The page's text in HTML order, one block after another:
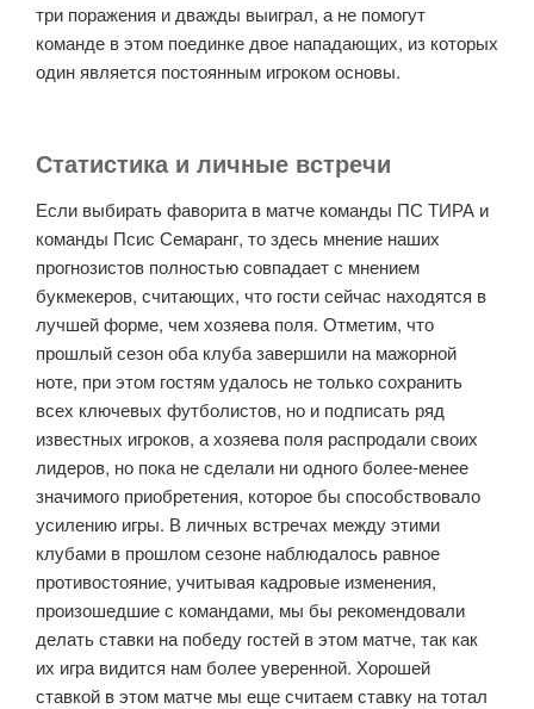
три поражения и дважды выиграл, а не помогут
команде в этом поединке двое нападающих, из которых
один является постоянным игроком основы.
Статистика и личные встречи
Если выбирать фаворита в матче команды ПС ТИРА и
команды Псис Семаранг, то здесь мнение наших
прогнозистов полностью совпадает с мнением
букмекеров, считающих, что гости сейчас находятся в
лучшей форме, чем хозяева поля. Отметим, что
прошлый сезон оба клуба завершили на мажорной
ноте, при этом гостям удалось не только сохранить
всех ключевых футболистов, но и подписать ряд
известных игроков, а хозяева поля распродали своих
лидеров, но пока не сделали ни одного более-менее
значимого приобретения, которое бы способствовало
усилению игры. В личных встречах между этими
клубами в прошлом сезоне наблюдалось равное
противостояние, учитывая кадровые изменения,
произошедшие с командами, мы бы рекомендовали
делать ставки на победу гостей в этом матче, так как
их игра видится нам более уверенной. Хорошей
ставкой в этом матче мы еще считаем ставку на тотал